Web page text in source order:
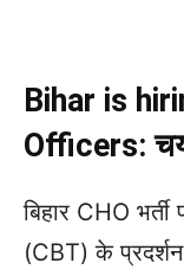
Bihar is
Officers:
बिहार CHO
(CBT) के